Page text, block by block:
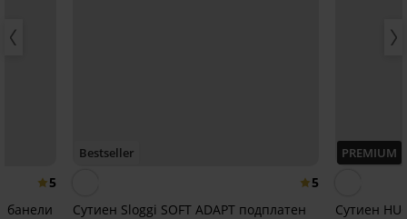
5
банели
Bestseller
5
Сутиен Sloggi SOFT ADAPT подплатен
PREMIUM
Сутиен